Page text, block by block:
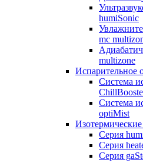
humiSonic
mc
multizone
Испарительное
Система
Система
optiMist
Серия
Серия
Серия